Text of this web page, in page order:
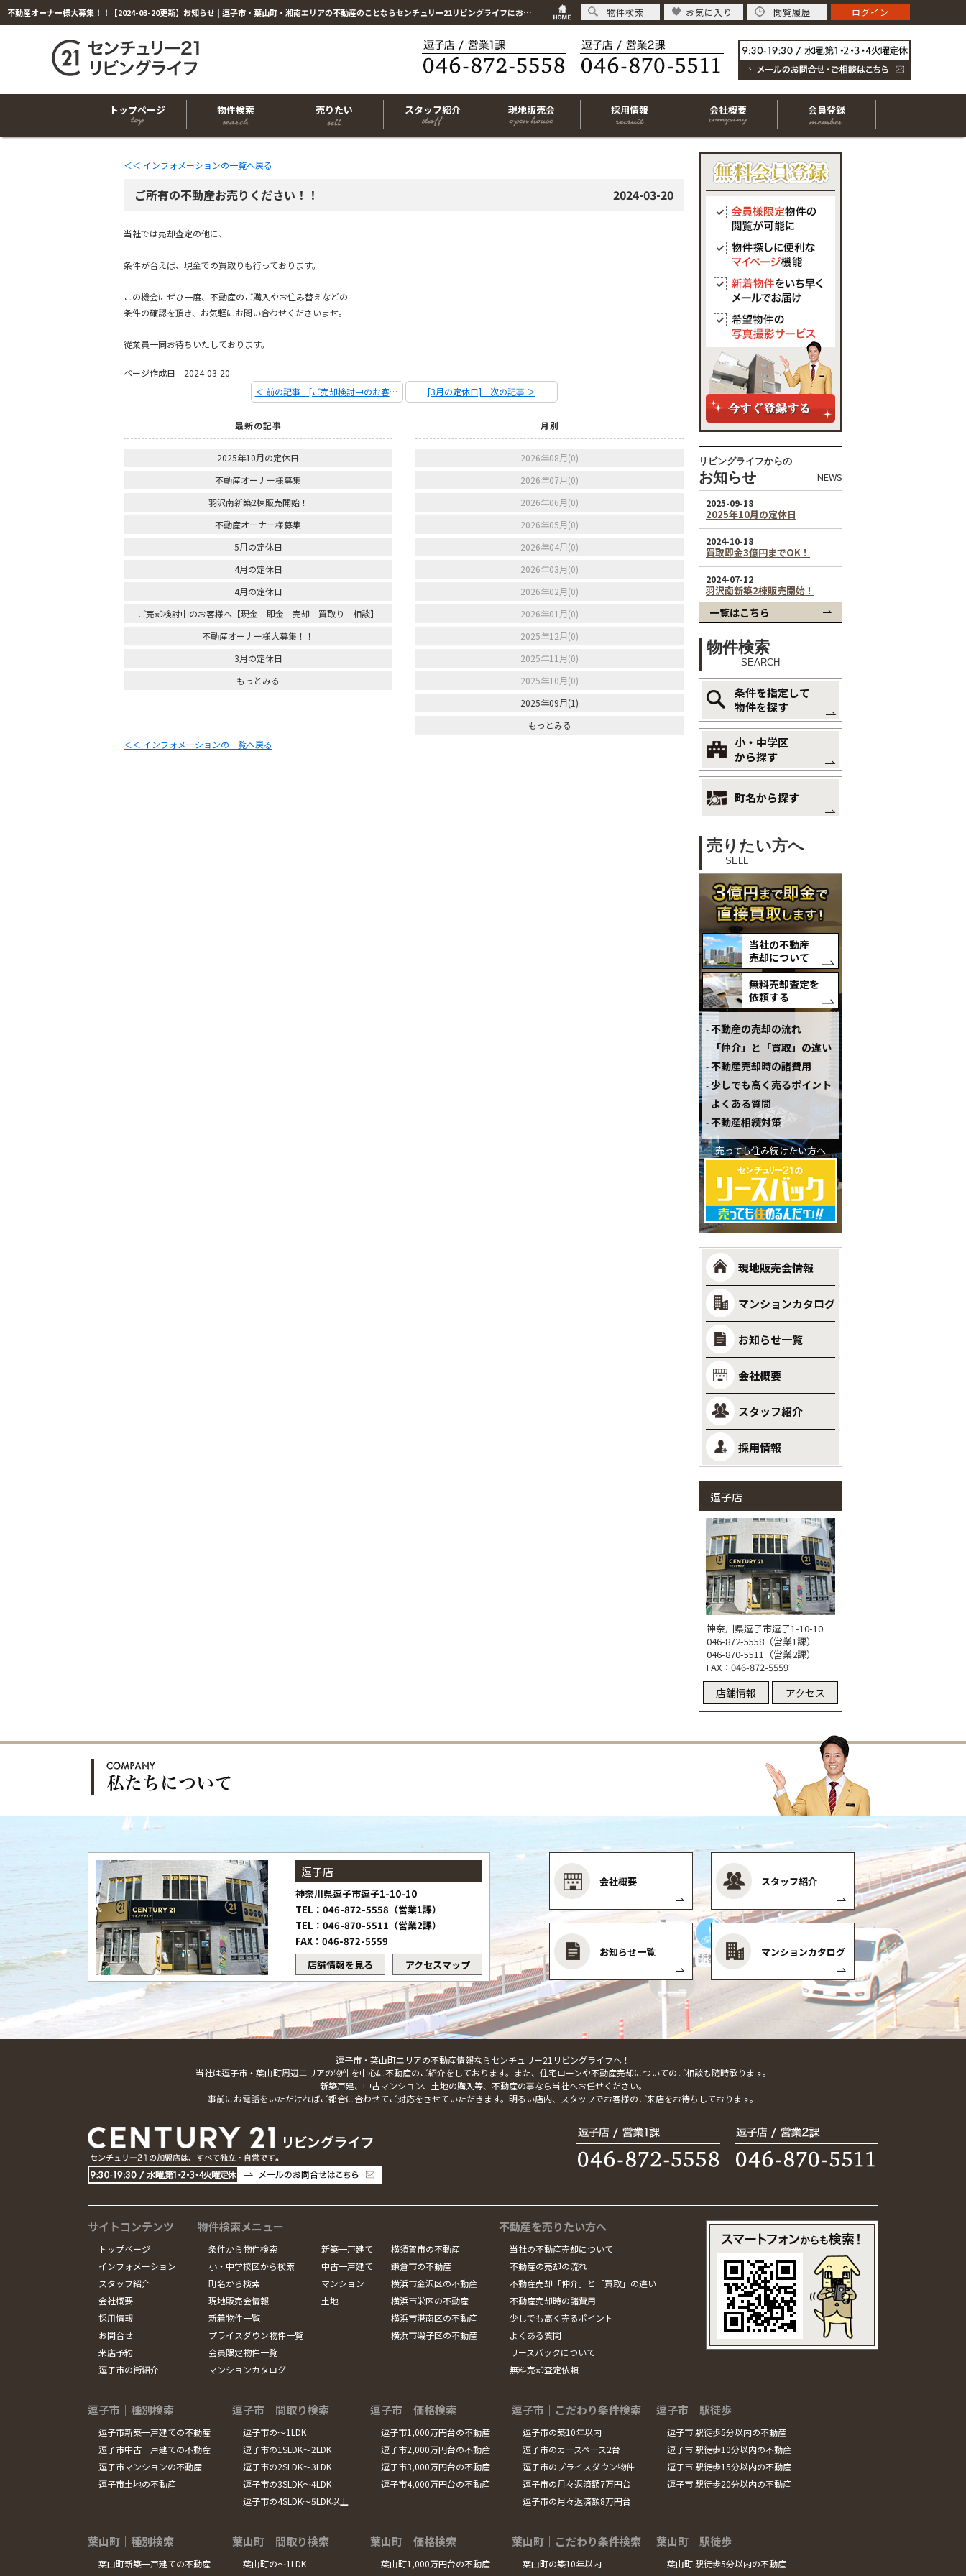
不動産オーナー様大募集！！【2024-03-20更新】お知らせ | 逗子市・葉山町・湘南エリアの不動産のことならセンチュリー21リビングライフにお任せください！
トップページ 物件検索 売りたい スタッフ紹介 現地販売会 採用情報 会社概要 会員登録
＜＜ インフォメーションの一覧へ戻る
ご所有の不動産お売りください！！ 2024-03-20
当社では売却査定の他に、
条件が合えば、現金での買取りも行っております。
この機会にぜひ一度、不動産のご購入やお住み替えなどの
条件の確認を頂き、お気軽にお問い合わせくださいませ。
従業員一同お待ちいたしております。
ページ作成日 2024-03-20
＜ 前の記事 [ご売却検討中のお客様へ【現金 即金 売却 買取り 相談】]
[3月の定休日] 次の記事 ＞
最新の記事
2025年10月の定休日
不動産オーナー様募集
羽沢南新築2棟販売開始！
不動産オーナー様募集
5月の定休日
4月の定休日
4月の定休日
ご売却検討中のお客様へ【現金 即金 売却 買取り 相談】
不動産オーナー様大募集！！
3月の定休日
もっとみる
月別
2026年08月(0)
2026年07月(0)
2026年06月(0)
2026年05月(0)
2026年04月(0)
2026年03月(0)
2026年02月(0)
2026年01月(0)
2025年12月(0)
2025年11月(0)
2025年10月(0)
2025年09月(1)
もっとみる
＜＜ インフォメーションの一覧へ戻る
リビングライフからの
お知らせ NEWS
一覧はこちら
物件検索
SEARCH
条件を指定して
物件を探す
小・中学区
から探す
町名から探す
売りたい方へ
SELL
当社の不動産
売却について
無料売却査定を
依頼する
不動産の売却の流れ
「仲介」と「買取」の違い
不動産売却時の諸費用
少しでも高く売るポイント
よくある質問
不動産相続対策
売っても住み続けたい方へ
現地販売会情報
マンションカタログ
お知らせ一覧
会社概要
スタッフ紹介
採用情報
逗子店
神奈川県逗子市逗子1-10-10
046-872-5558（営業1課）
046-870-5511（営業2課）
FAX：046-872-5559
店舗情報 アクセス
逗子店
神奈川県逗子市逗子1-10-10
TEL：046-872-5558（営業1課）
TEL：046-870-5511（営業2課）
FAX：046-872-5559
店舗情報を見る
アクセスマップ
会社概要 スタッフ紹介
お知らせ一覧 マンションカタログ
逗子市・葉山町エリアの不動産情報ならセンチュリー21リビングライフへ！
当社は逗子市・葉山町周辺エリアの物件を中心に不動産のご紹介をしております。また、住宅ローンや不動産売却についてのご相談も随時承ります。
新築戸建、中古マンション、土地の購入等、不動産の事なら当社へお任せください。
事前にお電話をいただければご都合に合わせてご対応をさせていただきます。明るい店内、スタッフでお客様のご来店をお待ちしております。
サイトコンテンツ
トップページ
インフォメーション
スタッフ紹介
会社概要
採用情報
お問合せ
来店予約
逗子市の街紹介
物件検索メニュー
条件から物件検索
小・中学校区から検索
町名から検索
現地販売会情報
新着物件一覧
プライスダウン物件一覧
会員限定物件一覧
マンションカタログ
新築一戸建て
中古一戸建て
マンション
土地
横須賀市の不動産
鎌倉市の不動産
横浜市金沢区の不動産
横浜市栄区の不動産
横浜市港南区の不動産
横浜市磯子区の不動産
不動産を売りたい方へ
当社の不動産売却について
不動産の売却の流れ
不動産売却「仲介」と「買取」の違い
不動産売却時の諸費用
少しでも高く売るポイント
よくある質問
リースバックについて
無料売却査定依頼
逗子市｜種別検索
逗子市新築一戸建ての不動産
逗子市中古一戸建ての不動産
逗子市マンションの不動産
逗子市土地の不動産
逗子市｜間取り検索
逗子市の～1LDK
逗子市の1SLDK～2LDK
逗子市の2SLDK～3LDK
逗子市の3SLDK～4LDK
逗子市の4SLDK～5LDK以上
逗子市｜価格検索
逗子市1,000万円台の不動産
逗子市2,000万円台の不動産
逗子市3,000万円台の不動産
逗子市4,000万円台の不動産
逗子市｜こだわり条件検索
逗子市の築10年以内
逗子市のカースペース2台
逗子市のプライスダウン物件
逗子市の月々返済額7万円台
逗子市の月々返済額8万円台
逗子市｜駅徒歩
逗子市 駅徒歩5分以内の不動産
逗子市 駅徒歩10分以内の不動産
逗子市 駅徒歩15分以内の不動産
逗子市 駅徒歩20分以内の不動産
葉山町｜種別検索
葉山町新築一戸建ての不動産
葉山町｜間取り検索
葉山町の～1LDK
葉山町｜価格検索
葉山町1,000万円台の不動産
葉山町｜こだわり条件検索
葉山町の築10年以内
葉山町｜駅徒歩
葉山町 駅徒歩5分以内の不動産
物件検索 お気に入り 閲覧履歴 ログイン